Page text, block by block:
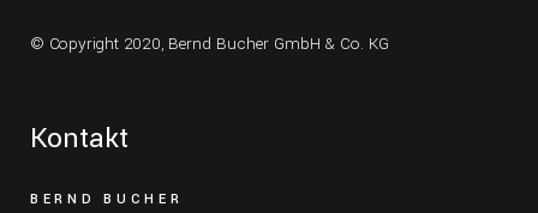
© Copyright 2020, Bernd Bucher GmbH & Co. KG
Kontakt
BERND BUCHER